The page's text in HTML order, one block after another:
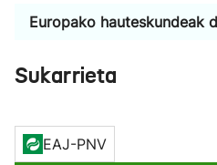
Europako hauteskundeak
Sukarrieta
EAJ-PNV